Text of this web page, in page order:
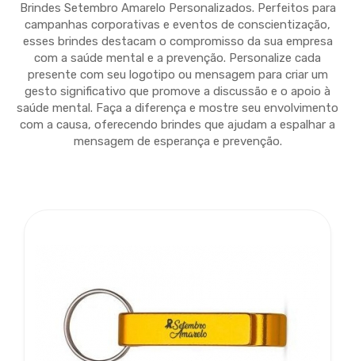
Brindes Setembro Amarelo Personalizados. Perfeitos para
campanhas corporativas e eventos de conscientização,
esses brindes destacam o compromisso da sua empresa
com a saúde mental e a prevenção. Personalize cada
presente com seu logotipo ou mensagem para criar um
gesto significativo que promove a discussão e o apoio à
saúde mental. Faça a diferença e mostre seu envolvimento
com a causa, oferecendo brindes que ajudam a espalhar a
mensagem de esperança e prevenção.